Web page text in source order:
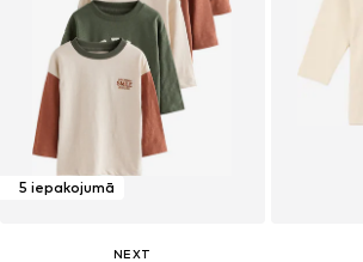
5 iepakojumā
NEXT